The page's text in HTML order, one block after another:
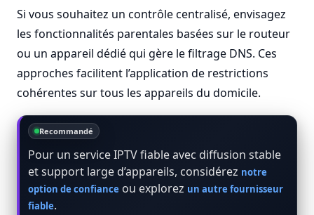
Si vous souhaitez un contrôle centralisé, envisagez
les fonctionnalités parentales basées sur le routeur
ou un appareil dédié qui gère le filtrage DNS. Ces
approches facilitent l’application de restrictions
cohérentes sur tous les appareils du domicile.
Recommandé
Pour un service IPTV fiable avec diffusion stable
et support large d’appareils, considérez notre
option de confiance ou explorez un autre fournisseur
fiable.